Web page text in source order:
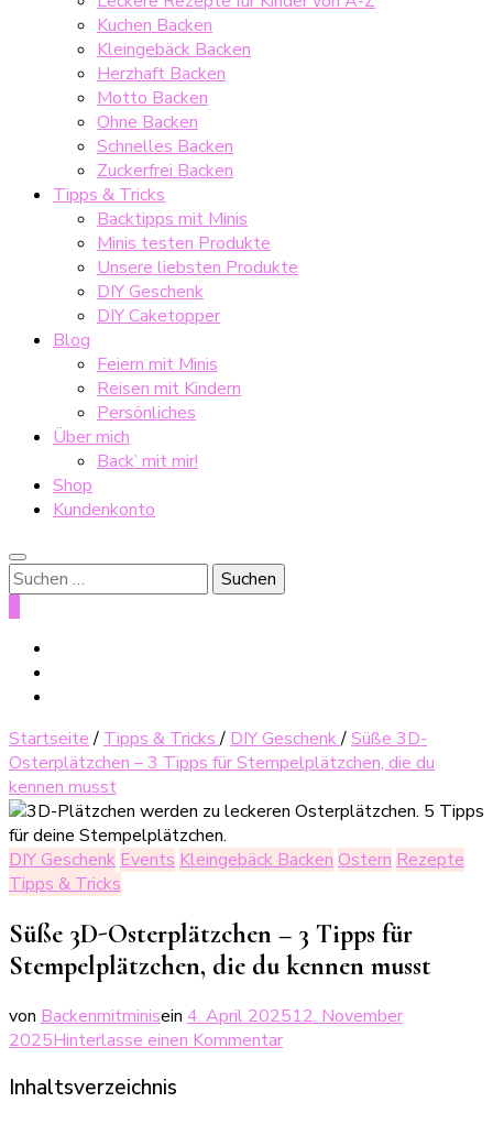
Kuchen Backen
Kleingebäck Backen
Herzhaft Backen
Motto Backen
Ohne Backen
Schnelles Backen
Zuckerfrei Backen
Tipps & Tricks
Backtipps mit Minis
Minis testen Produkte
Unsere liebsten Produkte
DIY Geschenk
DIY Caketopper
Blog
Feiern mit Minis
Reisen mit Kindern
Persönliches
Über mich
Back’ mit mir!
Shop
Kundenkonto
Suche
nach:
Startseite / Tipps & Tricks/ DIY Geschenk/Süße 3D-
Osterplätzchen – 3 Tipps für Stempelplätzchen, die du
kennen musst
DIY Geschenk Events Kleingebäck Backen Ostern Rezepte
Tipps & Tricks
Süße 3D-Osterplätzchen – 3 Tipps für
Stempelplätzchen, die du kennen musst
von Backenmitminisein 4. April 202512. November
2025Hinterlasse einen Kommentarzu
Inhaltsverzeichnis